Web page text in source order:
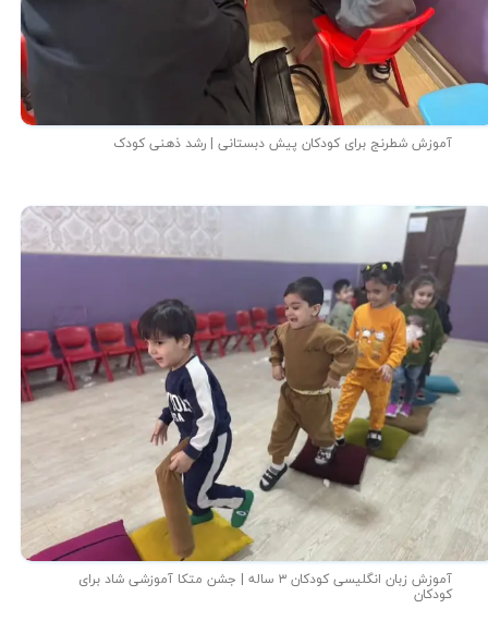
آموزش شطرنج برای کودکان پیش دبستانی | رشد ذهنی کودک
آموزش زبان انگلیسی کودکان ۳ ساله | جشن متکا‌ آموزشی شاد برای
کودکان